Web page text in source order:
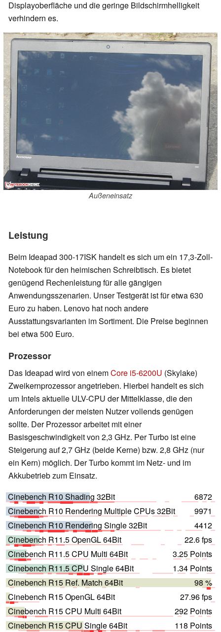
Displayoberfläche und die geringe Bildschirmhelligkeit
verhindern es.
Außeneinsatz
Leistung
Beim Ideapad 300-17ISK handelt es sich um ein 17,3-Zoll-
Notebook für den heimischen Schreibtisch. Es bietet
genügend Rechenleistung für alle gängigen
Anwendungsszenarien. Unser Testgerät ist für etwa 630
Euro zu haben. Lenovo hat noch andere
Ausstattungsvarianten im Sortiment. Die Preise beginnen
bei etwa 500 Euro.
Prozessor
Das Ideapad wird von einemCore i5-6200U (Skylake)
Zweikernprozessor angetrieben. Hierbei handelt es sich
um Intels aktuelle ULV-CPU der Mittelklasse, die den
Anforderungen der meisten Nutzer vollends genügen
sollte. Der Prozessor arbeitet mit einer
Basisgeschwindigkeit von 2,3 GHz. Per Turbo ist eine
Steigerung auf 2,7 GHz (beide Kerne) bzw. 2,8 GHz (nur
ein Kern) möglich. Der Turbo kommt im Netz- und im
Akkubetrieb zum Einsatz.
Cinebench R10 Shading 32Bit
6872
Cinebench R10 Rendering Multiple CPUs 32Bit
9971
Cinebench R10 Rendering Single 32Bit
4412
Cinebench R11.5 OpenGL 64Bit
22.6 fps
Cinebench R11.5 CPU Multi 64Bit
3.25 Points
Cinebench R11.5 CPU Single 64Bit
1.34 Points
Cinebench R15 Ref. Match 64Bit
98 %
Cinebench R15 OpenGL 64Bit
27.96 fps
Cinebench R15 CPU Multi 64Bit
292 Points
Cinebench R15 CPU Single 64Bit
118 Points